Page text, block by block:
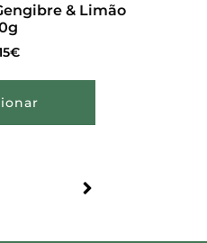
& Limão
€